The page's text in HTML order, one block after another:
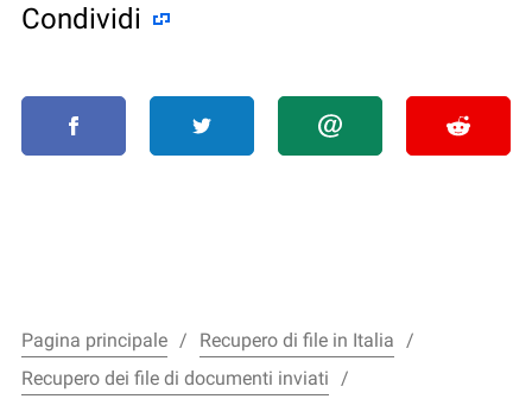
Condividi
Pagina principale
Recupero di file in Italia
Recupero dei file di documenti inviati